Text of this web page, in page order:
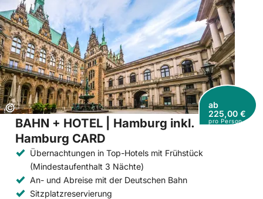
Copyright:
©
ab
225,00 €
pro Person
BAHN + HOTEL | Hamburg inkl.
Hamburg CARD
Übernachtungen in Top-Hotels mit Frühstück
(Mindestaufenthalt 3 Nächte)
An- und Abreise mit der Deutschen Bahn
Sitzplatzreservierung